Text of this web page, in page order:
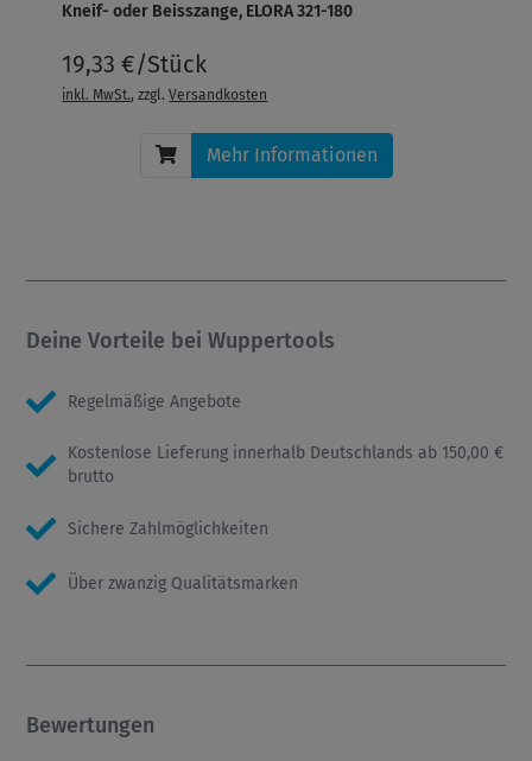
Kneif- oder Beisszange, ELORA 321-180
19,33 €/Stück
inkl. MwSt., zzgl.Versandkosten
Mehr Informationen
Deine Vorteile bei Wuppertools
Regelmäßige Angebote
Kostenlose Lieferung innerhalb Deutschlands ab 150,00 €
brutto
Sichere Zahlmöglichkeiten
Über zwanzig Qualitätsmarken
Bewertungen